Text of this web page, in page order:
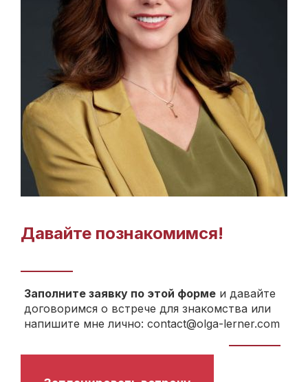
Давайте познакомимся!
Заполните заявку по этой форме и давайте
договоримся о встрече для знакомства или
напишите мне лично: contact@olga-lerner.com